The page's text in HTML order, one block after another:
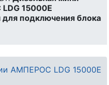
15000E
подключения блока
АМПЕРОС LDG 15000E